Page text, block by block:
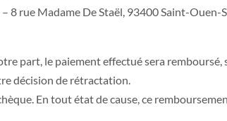
8 rue Madame De Staël, 93400 Saint-Ouen-
part, le paiement effectué sera remboursé,
décision de rétractation.
En tout état de cause, ce